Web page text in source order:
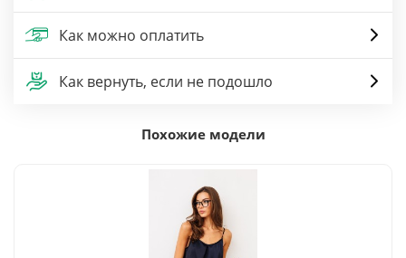
Как можно оплатить
Как вернуть, если не подошло
Похожие модели